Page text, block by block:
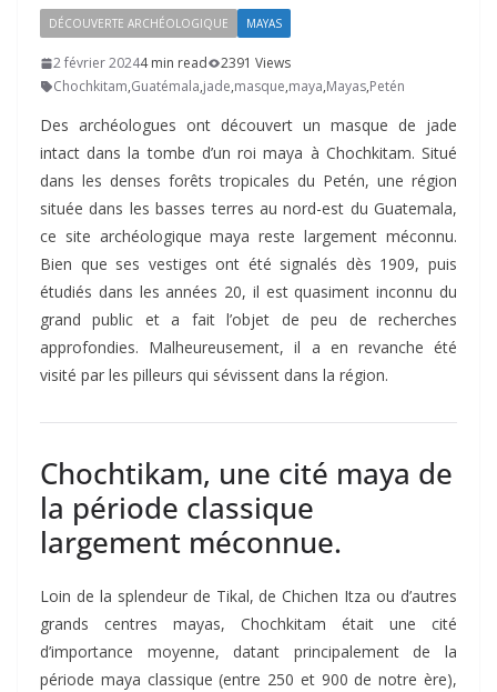
DÉCOUVERTE ARCHÉOLOGIQUE MAYAS
2 février 20244 min read
2391 Views
Chochkitam,Guatémala,jade,masque,maya,Mayas,Petén
Des archéologues ont découvert un masque de jade
intact dans la tombe d’un roi maya à Chochkitam. Situé
dans les denses forêts tropicales du Petén, une région
située dans les basses terres au nord-est du Guatemala,
ce site archéologique maya reste largement méconnu.
Bien que ses vestiges ont été signalés dès 1909, puis
étudiés dans les années 20, il est quasiment inconnu du
grand public et a fait l’objet de peu de recherches
approfondies. Malheureusement, il a en revanche été
visité par les pilleurs qui sévissent dans la région.
Chochtikam, une cité maya de
la période classique
largement méconnue.
Loin de la splendeur de Tikal, de Chichen Itza ou d’autres
grands centres mayas, Chochkitam était une cité
d’importance moyenne, datant principalement de la
période maya classique (entre 250 et 900 de notre ère),